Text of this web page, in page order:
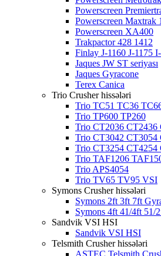
Powerscreen
Powerscreen Maxtrak
Powerscreen XA400
Trakpactor 428 1412
Finlay J-1160 J-1175
Jaques JW ST seriyası
Jaques Gyracone
Terex Canica
Trio Crusher hissələri
Trio TC51 TC36
Trio TP600 TP260
Trio CT2036 CT2436
Trio CT3042 CT3054
Trio CT3254 CT4254
Trio TAF1206
Trio APS4054
Trio TV65 TV95 VSI
Symons Crusher hissələri
Symons 2ft 3ft 7ft
Symons 4ft 41/4ft 51/
Sandvik VSI HSI
Sandvik VSI HSI
Telsmith Crusher hissələri
ASTEC Telsmith